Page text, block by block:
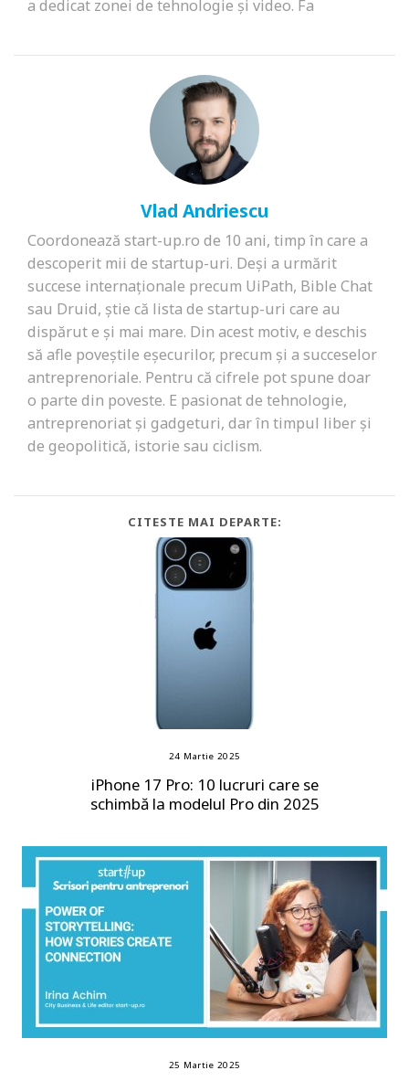
a dedicat zonei de tehnologie și video. Fa
Vlad Andriescu
Coordonează start-up.ro de 10 ani, timp în care a
descoperit mii de startup-uri. Deși a urmărit
succese internaționale precum UiPath, Bible Chat
sau Druid, știe că lista de startup-uri care au
dispărut e și mai mare. Din acest motiv, e deschis
să afle poveștile eșecurilor, precum și a succeselor
antreprenoriale. Pentru că cifrele pot spune doar
o parte din poveste. E pasionat de tehnologie,
antreprenoriat și gadgeturi, dar în timpul liber și
de geopolitică, istorie sau ciclism.
CITESTE MAI DEPARTE:
24 Martie 2025
iPhone 17 Pro: 10 lucruri care se
schimbă la modelul Pro din 2025
25 Martie 2025